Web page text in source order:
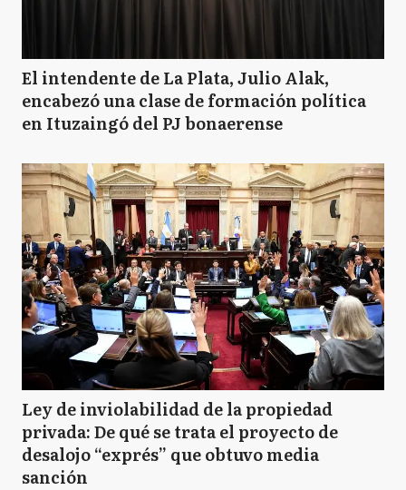
El intendente de La Plata, Julio Alak,
encabezó una clase de formación política
en Ituzaingó del PJ bonaerense
Ley de inviolabilidad de la propiedad
privada: De qué se trata el proyecto de
desalojo “exprés” que obtuvo media
sanción